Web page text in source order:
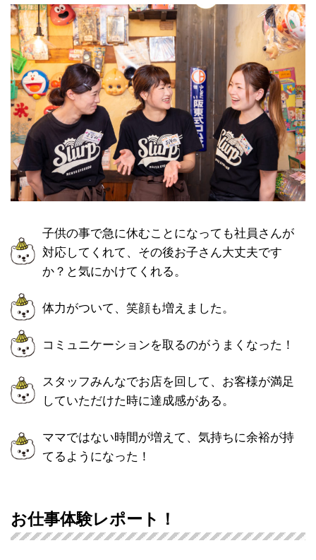
子供の事で急に休むことになっても社員さんが
対応してくれて、その後お子さん大丈夫です
か？と気にかけてくれる。
体力がついて、笑顔も増えました。
コミュニケーションを取るのがうまくなった！
スタッフみんなでお店を回して、お客様が満足
していただけた時に達成感がある。
ママではない時間が増えて、気持ちに余裕が持
てるようになった！
お仕事体験レポート！